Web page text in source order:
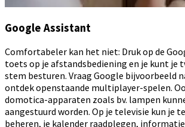
Google Assistant
Comfortabeler kan het niet: Druk op de
toets op je afstandsbediening en je kunt je
stem besturen. Vraag Google bijvoorbeeld
ontdek openstaande multiplayer-spelen.
domotica-apparaten zoals bv. lampen
aangestuurd worden. Op je televisie kun je
beheren, je kalender raadplegen,